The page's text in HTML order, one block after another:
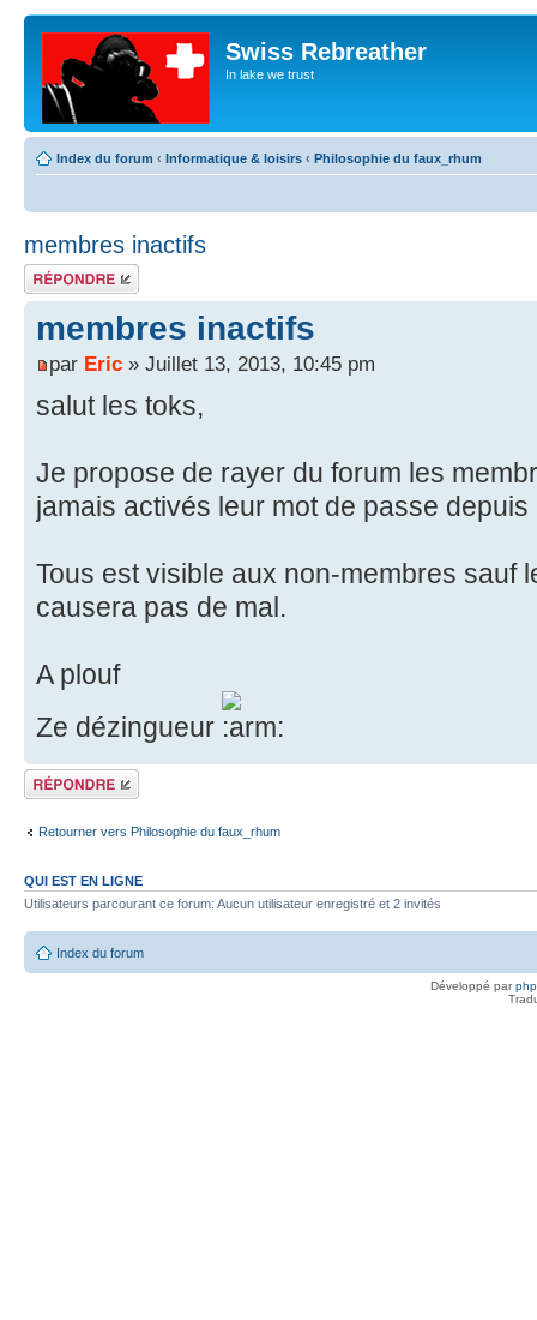
Swiss Rebreather
In lake we trust
Index du forum ‹ Informatique & loisirs ‹ Philosophie du faux_rhum
membres inactifs
Répondre
membres inactifs
par Eric » Juillet 13, 2013, 10:45 pm
salut les toks,
Je propose de rayer du forum les
jamais activés leur mot de passe depuis
Tous est visible aux non-membres sauf
causera pas de mal.
A plouf
Ze dézingueur
Répondre
Retourner vers Philosophie du faux_rhum
QUI EST EN LIGNE
Utilisateurs parcourant ce forum: Aucun utilisateur enregistré et 2 invités
Index du forum
Développé par